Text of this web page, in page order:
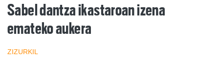
Sabel dantza ikastaroan izena
emateko aukera
ZIZURKIL